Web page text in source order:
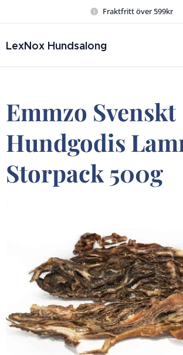
Fraktfritt över 599kr
LexNox Hundsalong
Emmzo Svenskt
Hundgodis
Storpack 500g